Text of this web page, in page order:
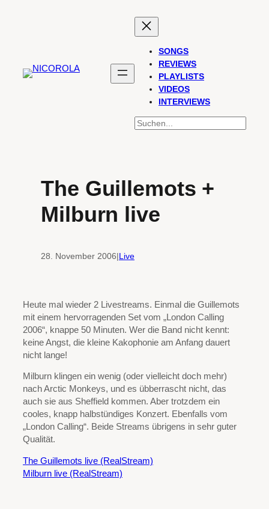
SONGS
REVIEWS
PLAYLISTS
VIDEOS
INTERVIEWS
SUCHEN
The Guillemots +
Milburn live
28. November 2006|Live
Heute mal wieder 2 Livestreams. Einmal die Guillemots
mit einem hervorragenden Set vom „London Calling
2006“, knappe 50 Minuten. Wer die Band nicht kennt:
keine Angst, die kleine Kakophonie am Anfang dauert
nicht lange!
Milburn klingen ein wenig (oder vielleicht doch mehr)
nach Arctic Monkeys, und es übberrascht nicht, das
auch sie aus Sheffield kommen. Aber trotzdem ein
cooles, knapp halbstündiges Konzert. Ebenfalls vom
„London Calling“. Beide Streams übrigens in sehr guter
Qualität.
The Guillemots live (RealStream)
Milburn live (RealStream)